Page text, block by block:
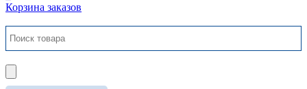
Корзина заказов